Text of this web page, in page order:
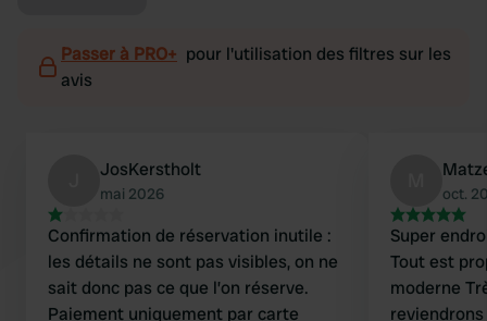
Passer à PRO+ pour l'utilisation des filtres sur les
avis
JosKerstholt
mai 2026
Confirmation de réservation inutile :
les détails ne sont pas visibles, on ne
sait donc pas ce que l’on réserve.
Paiement uniquement par carte
oct.
Super
Tout est
moderne